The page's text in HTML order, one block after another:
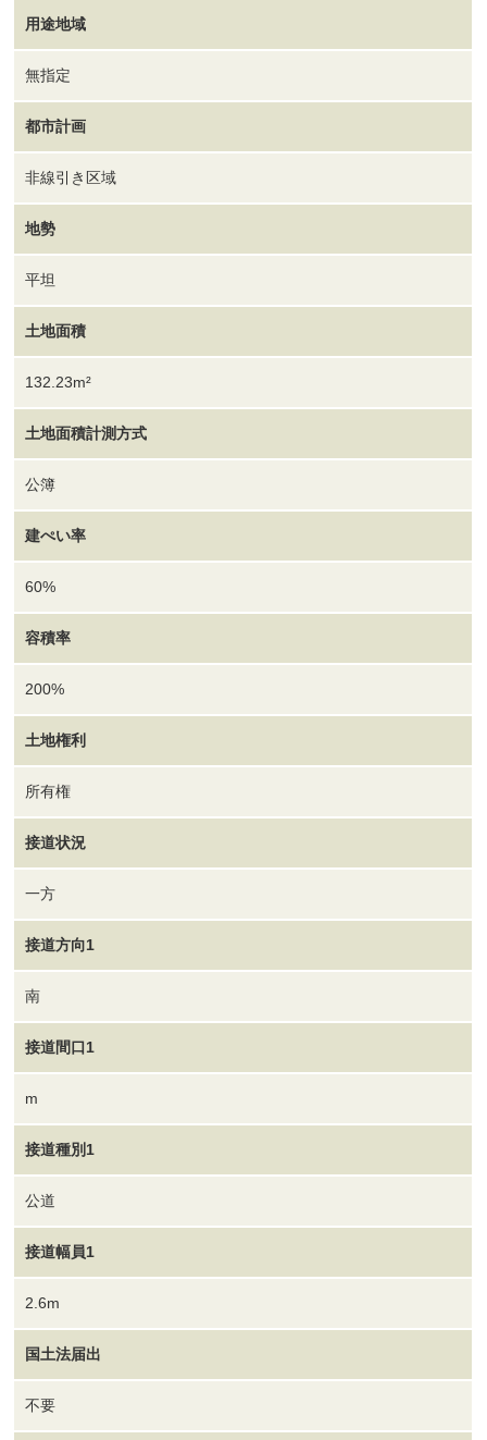
用途地域
無指定
都市計画
非線引き区域
地勢
平坦
土地面積
132.23m²
土地面積計測方式
公簿
建ぺい率
60%
容積率
200%
土地権利
所有権
接道状況
一方
接道方向1
南
接道間口1
m
接道種別1
公道
接道幅員1
2.6m
国土法届出
不要